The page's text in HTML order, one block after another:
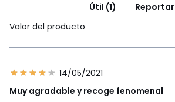
Útil (1)
Reportar
Valor del producto
14/05/2021
Muy agradable y recoge fenomenal